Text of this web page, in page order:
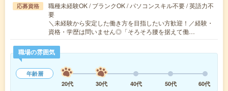
応募資格
職種未経験OK / ブランクOK / パソコンスキル不要 / 英語力不
要
＼未経験から安定した働き方を目指したい方歓迎！／経験・
資格・学歴は問いません◎「そろそろ腰を据えて働…
職場の雰囲気
年齢層
20代
30代 40代 50代 60代